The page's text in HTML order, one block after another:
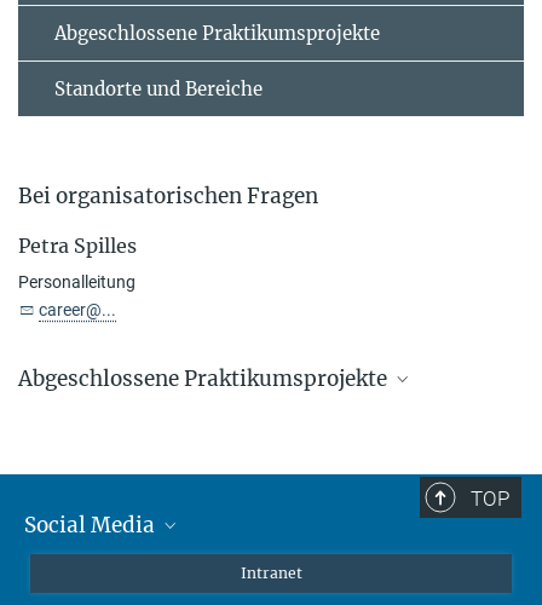
Abgeschlossene Praktikumsprojekte
Standorte und Bereiche
Bei organisatorischen Fragen
Petra Spilles
Personalleitung
career@...
Abgeschlossene Praktikumsprojekte
2025 durchgeführten Schulpraktikumsprojekten am MPIfR unter
folgenden Hauptgliederungspunkten:
- Astronomische Forschung
TOP
Social Media
Intranet